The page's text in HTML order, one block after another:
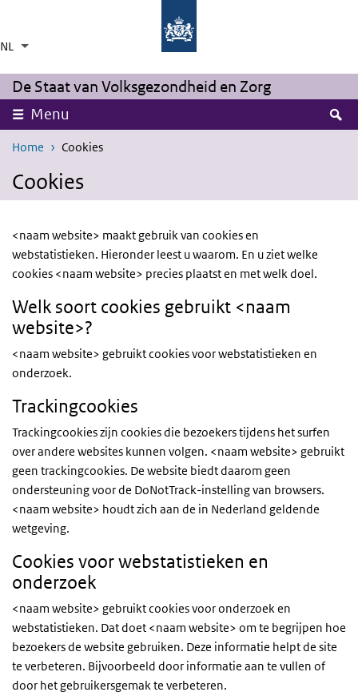
Overslaan en naar de inhoud gaan
NL Taalkeuze
Aanvullende acties weergeven
Ingeklapt
De Staat van Volksgezondheid en Zorg
Menu
Home Cookies
Cookies
<naam website> maakt gebruik van cookies en
webstatistieken. Hieronder leest u waarom. En u ziet welke
cookies <naam website> precies plaatst en met welk doel.
Welk soort cookies gebruikt <naam
website>?
<naam website> gebruikt cookies voor webstatistieken en
onderzoek.
Trackingcookies
Trackingcookies zijn cookies die bezoekers tijdens het surfen
over andere websites kunnen volgen. <naam website> gebruikt
geen trackingcookies. De website biedt daarom geen
ondersteuning voor de DoNotTrack-instelling van browsers.
<naam website> houdt zich aan de in Nederland geldende
wetgeving.
Cookies voor webstatistieken en
onderzoek
<naam website> gebruikt cookies voor onderzoek en
webstatistieken. Dat doet <naam website> om te begrijpen hoe
bezoekers de website gebruiken. Deze informatie helpt de site
te verbeteren. Bijvoorbeeld door informatie aan te vullen of
door het gebruikersgemak te verbeteren.